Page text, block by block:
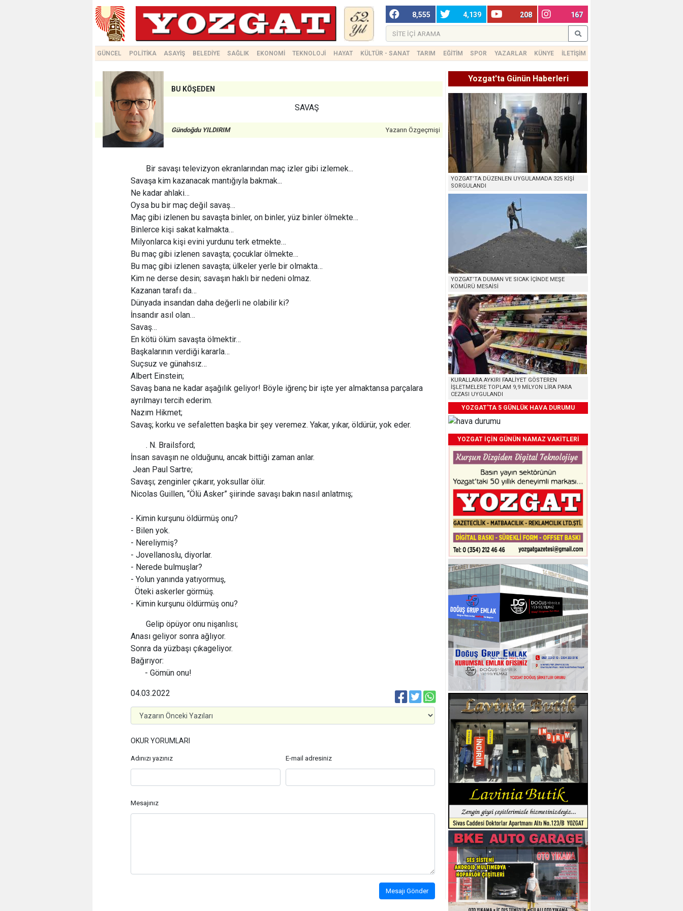
8,555 4,139 208 167
GÜNCEL POLİTİKA ASAYİŞ BELEDİYE SAĞLIK EKONOMİ TEKNOLOJİ HAYAT KÜLTÜR - SANAT TARIM EĞİTİM SPOR YAZARLAR KÜNYE İLETİŞİM
BU KÖŞEDEN
SAVAŞ
Gündoğdu YILDIRIM Yazarın Özgeçmişi
Bir savaşı televizyon ekranlarından maç izler gibi izlemek...
Savaşa kim kazanacak mantığıyla bakmak...
Ne kadar ahlaki…
Oysa bu bir maç değil savaş…
Maç gibi izlenen bu savaşta binler, on binler, yüz binler ölmekte…
Binlerce kişi sakat kalmakta…
Milyonlarca kişi evini yurdunu terk etmekte…
Bu maç gibi izlenen savaşta; çocuklar ölmekte…
Bu maç gibi izlenen savaşta; ülkeler yerle bir olmakta…
Kim ne derse desin; savaşın haklı bir nedeni olmaz.
Kazanan tarafı da…
Dünyada insandan daha değerli ne olabilir ki?
İnsandır asıl olan…
Savaş…
En kötü ölüm savaşta ölmektir…
Başkalarının verdiği kararla…
Suçsuz ve günahsız…
Albert Einstein;
Savaş bana ne kadar aşağılık geliyor! Böyle iğrenç bir işte yer almaktansa parçalara
ayrılmayı tercih ederim.
Nazım Hikmet;
Savaş; korku ve sefaletten başka bir şey veremez. Yakar, yıkar, öldürür, yok eder.
. N. Brailsford;
İnsan savaşın ne olduğunu, ancak bittiği zaman anlar.
Jean Paul Sartre;
Savaşı; zenginler çıkarır, yoksullar ölür.
Nicolas Guillen, “Ölü Asker” şiirinde savaşı bakın nasıl anlatmış;
- Kimin kurşunu öldürmüş onu?
- Bilen yok.
- Nereliymiş?
- Jovellanoslu, diyorlar.
- Nerede bulmuşlar?
- Yolun yanında yatıyormuş,
Öteki askerler görmüş.
- Kimin kurşunu öldürmüş onu?
Gelip öpüyor onu nişanlısı;
Anası geliyor sonra ağlıyor.
Sonra da yüzbaşı çıkageliyor.
Bağırıyor:
- Gömün onu!
04.03.2022
OKUR YORUMLARI
Adınızı yazınız E-mail adresiniz
Mesajınız
Mesajı Gönder
Yozgat'ta Günün Haberleri
YOZGAT’TA DÜZENLEN UYGULAMADA 325 KİŞİ
SORGULANDI
YOZGAT’TA DUMAN VE SICAK İÇİNDE MEŞE
KÖMÜRÜ MESAİSİ
KURALLARA AYKIRI FAALİYET GÖSTEREN
İŞLETMELERE TOPLAM 9,9 MİLYON LİRA PARA
CEZASI UYGULANDI
YOZGAT'TA 5 GÜNLÜK HAVA DURUMU
YOZGAT İÇİN GÜNÜN NAMAZ VAKİTLERİ